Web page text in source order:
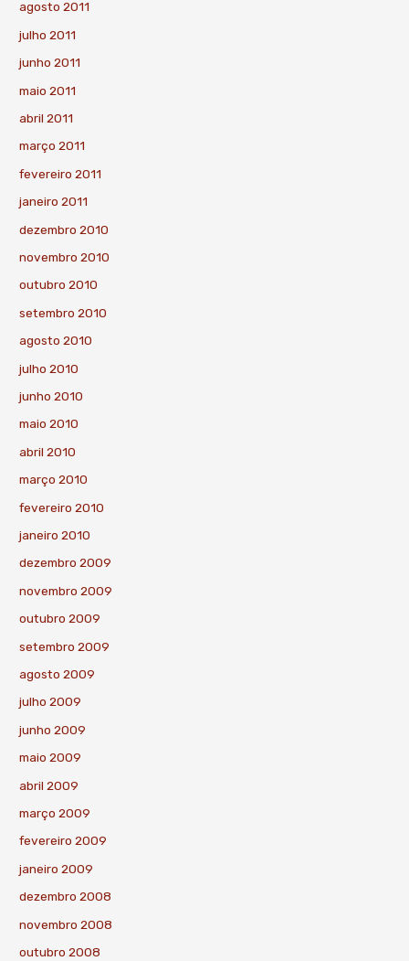
agosto 2011
julho 2011
junho 2011
maio 2011
abril 2011
março 2011
fevereiro 2011
janeiro 2011
dezembro 2010
novembro 2010
outubro 2010
setembro 2010
agosto 2010
julho 2010
junho 2010
maio 2010
abril 2010
março 2010
fevereiro 2010
janeiro 2010
dezembro 2009
novembro 2009
outubro 2009
setembro 2009
agosto 2009
julho 2009
junho 2009
maio 2009
abril 2009
março 2009
fevereiro 2009
janeiro 2009
dezembro 2008
novembro 2008
outubro 2008